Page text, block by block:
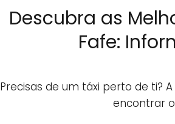
Descubra as
Fafe:
Precisas de um táxi perto de ti?
encontrar